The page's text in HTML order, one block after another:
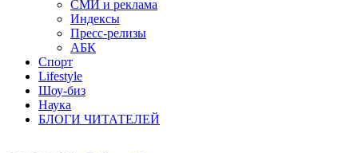
СМИ и реклама
Индексы
Пресс-релизы
АБК
Спорт
Lifestyle
Шоу-биз
Наука
БЛОГИ ЧИТАТЕЛЕЙ